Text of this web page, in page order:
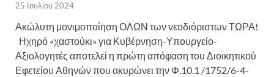
25 Ιουλίου 2024
Ακώλυτη μονιμοποίηση ΟΛΩΝ των νεοδιόριστων ΤΩΡΑ!
Ηχηρό «χαστούκι» για Κυβέρνηση-Υπουργείο-
Αξιολογητές αποτελεί η πρώτη απόφαση του Διοικητικού
Εφετείου Αθηνών που ακυρώνει την Φ.10.1 /1752/6-4-